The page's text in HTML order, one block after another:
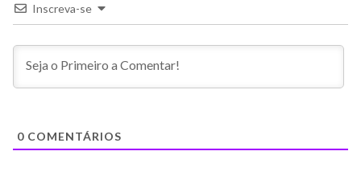
Inscreva-se
0 COMENTÁRIOS